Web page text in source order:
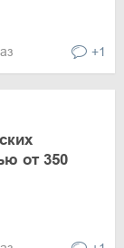
+1
от 350